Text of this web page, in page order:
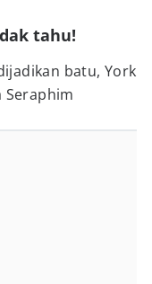
tahu!
batu, York